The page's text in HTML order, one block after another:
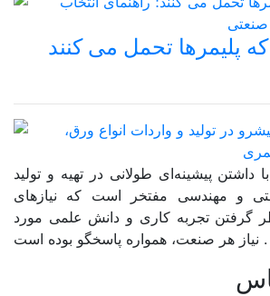
پلیمرها تحمل می‌ کنند
پیشینه‌ای طولانی در تهیه و تولید
و مهندسی مفتخر است که نیازهای
گرفتن تجربه کاری و دانش علمی مورد
نیاز هر صنعت، همواره پاسخگو بوده است .